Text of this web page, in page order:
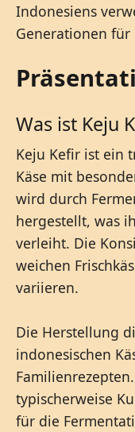
Indonesiens
Generationen für
Was ist Keju
Keju Kefir ist ein
Käse mit
wird durch
hergestellt, was
verleiht. Die
weichen
variieren.
Die Herstellung
indonesischen
typischerweise
für die